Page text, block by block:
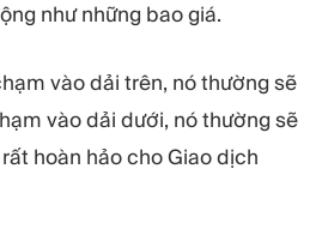
như những bao giá.
vào dải trên, nó thường sẽ
vào dải dưới, nó thường sẽ
hoàn hảo cho Giao dịch